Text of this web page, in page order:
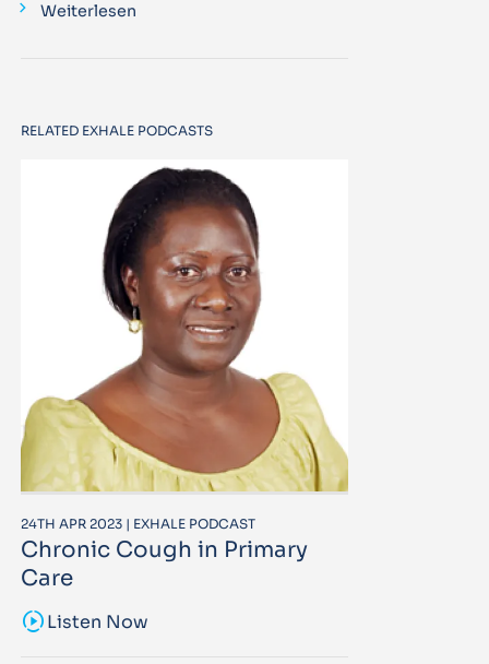
Weiterlesen
RELATED EXHALE PODCASTS
24TH APR 2023 | EXHALE PODCAST
Chronic Cough in Primary
Care
sound_samplerListen Now